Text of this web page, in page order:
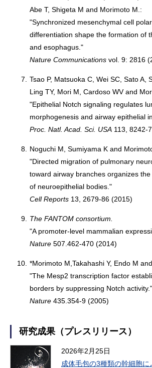
Abe T, Shigeta M and Morimoto M.:
"Synchronized mesenchymal cell
differentiation shape the formation of
and esophagus."
Nature Communications vol. 9: 2816
7.
Tsao P, Matsuoka C, Wei SC, Sato A,
Ling TY, Mori M, Cardoso WV and
"Epithelial Notch signaling regulates
morphogenesis and airway epithelial
Proc. Natl. Acad. Sci. USA 113, 8242-
8.
Noguchi M, Sumiyama K and
"Directed migration of pulmonary
toward airway branches organizes
of neuroepithelial bodies."
Cell Reports 13, 2679-86 (2015)
9.
The FANTOM consortium.
"A promoter-level mammalian
Nature 507.462-470 (2014)
10. *Morimoto M,Takahashi Y, Endo M
"The Mesp2 transcription factor
borders by suppressing Notch activity."
Nature 435.354-9 (2005)
研究成果（プレスリリース）
2026年2月25日
成体毛包の3種類の幹細胞